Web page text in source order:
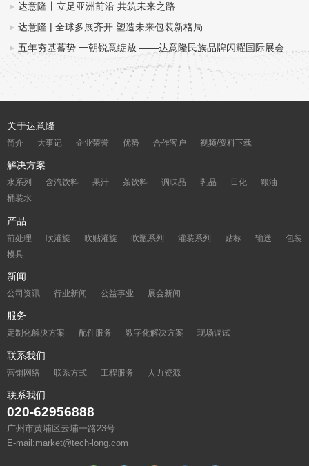
达意隆丨立足亚洲前沿 共筑未来之路
达意隆 | 全球多展齐开 塑造未来包装新格局
五年夯基蓄势 一朝锐意绽放 ——达意隆民族品牌闪耀国际展会
关于达意隆
简介 大事记 企业荣誉 优势 合作客户 视频/资料下载
解决方案
水系列 含汽饮料 果汁 茶饮料 调味品 乳品 日化
粮油
桶装水
产品
前处理 吹灌旋 吹贴灌旋 吹瓶系列 灌装系列 贴标 输送
包装
模具
新闻
公司资讯 行业新闻 公益事业 展会新闻
服务
定制化解决方案 配件服务 数字化解决方案 现场调试
联系我们
营销网络 联系方式 工程服务 人力资源
联系我们
020-62956888
广州市黄埔区云埔一路23号
E-mail:market@tech-long.com